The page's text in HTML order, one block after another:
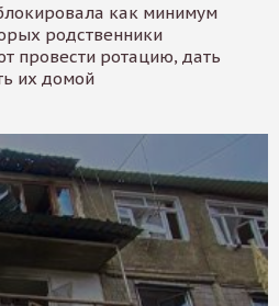
как минимум
родственники
провести ротацию, дать
их домой